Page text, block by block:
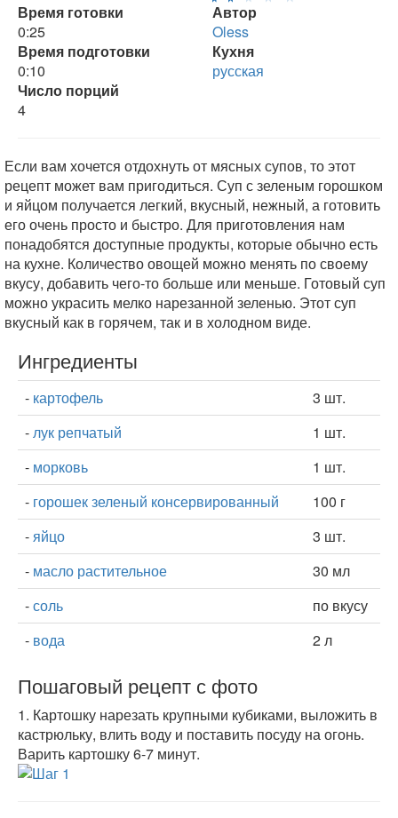
Время готовки
0:25
Автор
Oless
Время подготовки
0:10
Кухня
русская
Число порций
4
Если вам хочется отдохнуть от мясных супов, то этот
рецепт может вам пригодиться. Суп с зеленым горошком
и яйцом получается легкий, вкусный, нежный, а готовить
его очень просто и быстро. Для приготовления нам
понадобятся доступные продукты, которые обычно есть
на кухне. Количество овощей можно менять по своему
вкусу, добавить чего-то больше или меньше. Готовый суп
можно украсить мелко нарезанной зеленью. Этот суп
вкусный как в горячем, так и в холодном виде.
Ингредиенты
- картофель
3 шт.
-лук репчатый
1 шт.
- морковь
1 шт.
- горошек зеленый консервированный
100 г
-яйцо
3 шт.
- масло растительное
30 мл
-соль
по вкусу
- вода 2 л
Пошаговый рецепт с фото
1. Картошку нарезать крупными кубиками, выложить в
кастрюльку, влить воду и поставить посуду на огонь.
Варить картошку 6-7 минут.